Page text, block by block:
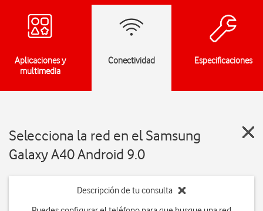
Aplicaciones y
multimedia
Conectividad Especificaciones
Selecciona la red en el Samsung
Galaxy A40 Android 9.0
Descripción de tu consulta